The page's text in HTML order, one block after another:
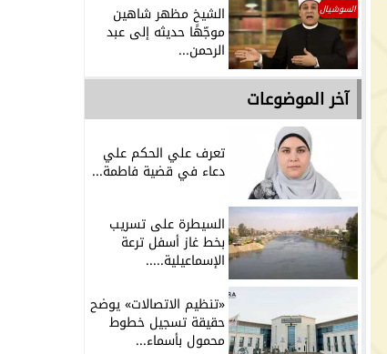
السوشيال الشيخ مظهر شاهين
موجّهًا حديثه إلى عبد
الرحمن...
آخر الموضوعات
تعرف علي الحكم علي
دعاء في قضية فاطمة...
السيطرة على تسريب
بخط غاز أسفل ترعة
الإسماعيلية.....
«تنظيم الاتصالات» يوضح
حقيقة تسجيل خطوط
محمول بأسماء...